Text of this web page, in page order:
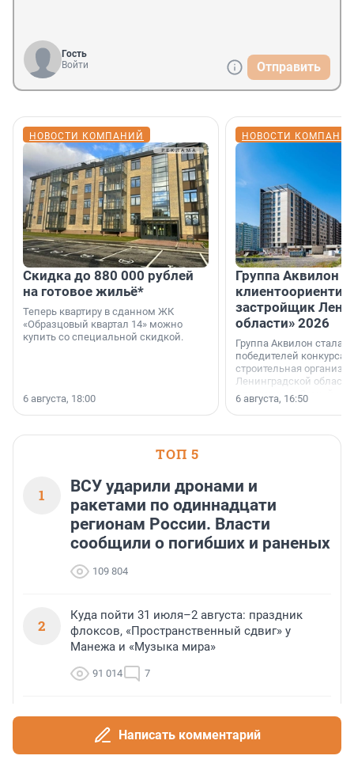
Гость
Войти
Отправить
НОВОСТИ КОМПАНИЙ
Скидка до 880 000 рублей
на готовое жильё*
Теперь квартиру в сданном ЖК
«Образцовый квартал 14» можно
купить со специальной скидкой.
6 августа, 18:00
НОВОСТИ
Группа Аквилон
застройщик
области» 2026
Группа Аквилон стала
победителей конкурса
строительная
Ленинградской области
номинации «Самый
застройщик
области».
6 августа, 16:50
ТОП 5
1
ВСУ ударили дронами и
ракетами по одиннадцати
регионам России. Власти
сообщили о погибших и раненых
109 804
2
Куда пойти 31 июля–2 августа: праздник
флоксов, «Пространственный сдвиг» у
Манежа и «Музыка мира»
91 014 7
Теракты против мирных граждан. Татьяна
Ким ответила, почему ВСУ атакует склады
Написать комментарий